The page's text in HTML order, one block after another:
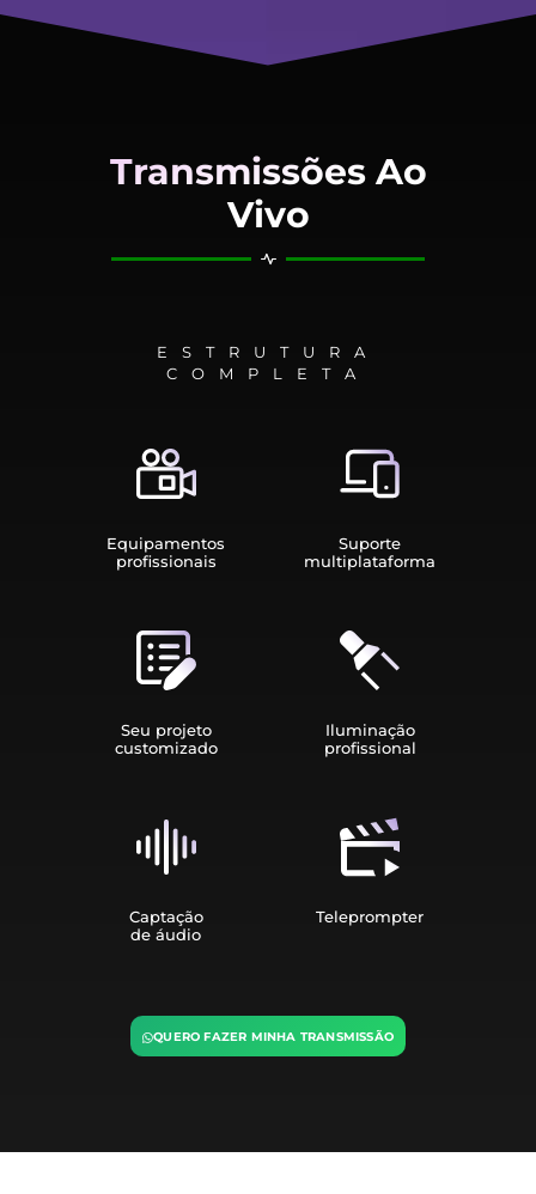
Transmissões Ao
Vivo
ESTRUTURA
COMPLETA
Equipamen­tos
profissionais
Suporte
multiplata­forma
Seu projeto
customizado
Iluminação
profissional
Captação
de áudio
Teleprompter
QUERO FAZER MINHA TRANSMISSÃO